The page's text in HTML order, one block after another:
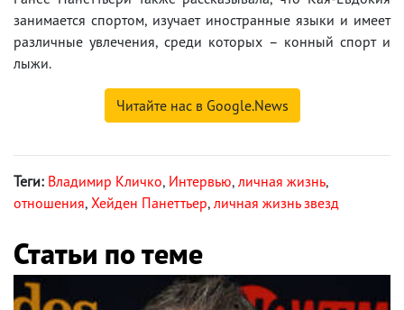
занимается спортом, изучает иностранные языки и имеет
различные увлечения, среди которых – конный спорт и
лыжи.
Читайте нас в Google.News
Теги: Владимир Кличко, Интервью, личная жизнь,
отношения, Хейден Панеттьер, личная жизнь звезд
Статьи по теме